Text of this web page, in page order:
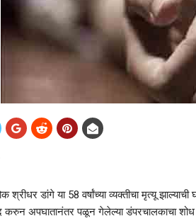
डांगे या 58 वर्षांच्या व्यक्तीचा मृत्यू झाल्याची
करुन अपघातानंतर पळून गेलेल्या डंपरचालकाचा